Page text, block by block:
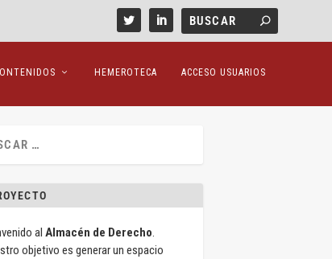
HEMEROTECA ACCESO USUARIOS
al Almacén de Derecho.
objetivo es generar un espacio